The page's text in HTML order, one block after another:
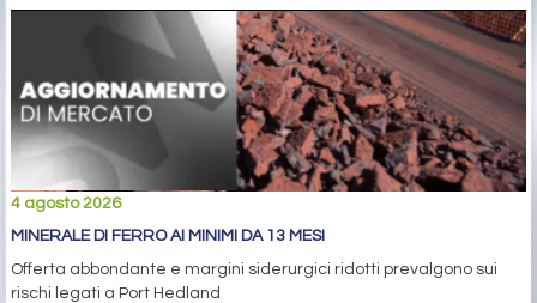
4 agosto 2026
MINERALE DI FERRO AI MINIMI DA 13 MESI
Offerta abbondante e margini siderurgici ridotti prevalgono sui
rischi legati a Port Hedland